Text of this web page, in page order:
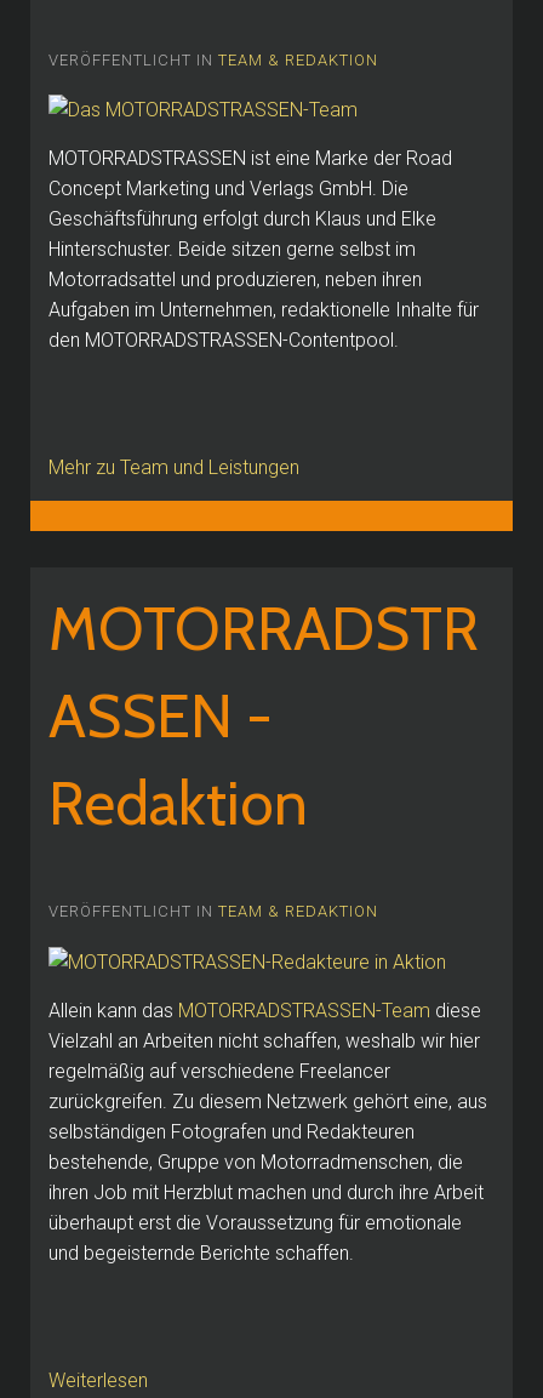
VERÖFFENTLICHT IN TEAM & REDAKTION
MOTORRADSTRASSEN ist eine Marke der Road
Concept Marketing und Verlags GmbH. Die
Geschäftsführung erfolgt durch Klaus und Elke
Hinterschuster. Beide sitzen gerne selbst im
Motorradsattel und produzieren, neben ihren
Aufgaben im Unternehmen, redaktionelle Inhalte für
den MOTORRADSTRASSEN-Contentpool.
Mehr zu Team und Leistungen
MOTORRADSTR
ASSEN -
Redaktion
VERÖFFENTLICHT IN TEAM & REDAKTION
Allein kann das MOTORRADSTRASSEN-Team diese
Vielzahl an Arbeiten nicht schaffen, weshalb wir hier
regelmäßig auf verschiedene Freelancer
zurückgreifen. Zu diesem Netzwerk gehört eine, aus
selbständigen Fotografen und Redakteuren
bestehende, Gruppe von Motorradmenschen, die
ihren Job mit Herzblut machen und durch ihre Arbeit
überhaupt erst die Voraussetzung für emotionale
und begeisternde Berichte schaffen.
Weiterlesen